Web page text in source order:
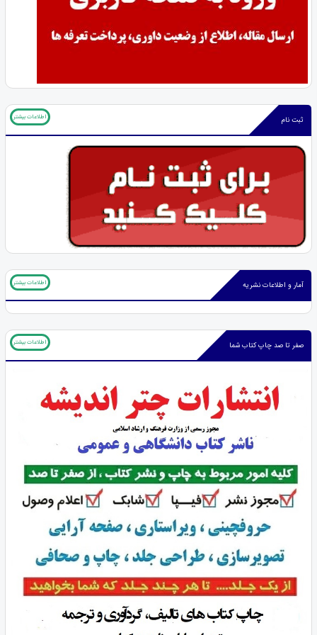
ثبت نام اطلاعات بیشتر
آمار و اطلاعات نشریه اطلاعات بیشتر
صفر تا صد چاپ کتاب شما اطلاعات بیشتر